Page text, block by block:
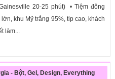
20-25 phút) • Tiệm đông
khu Mỹ trắng 95%, tip cao, khách
làm...
- Bột, Gel, Design, Everything